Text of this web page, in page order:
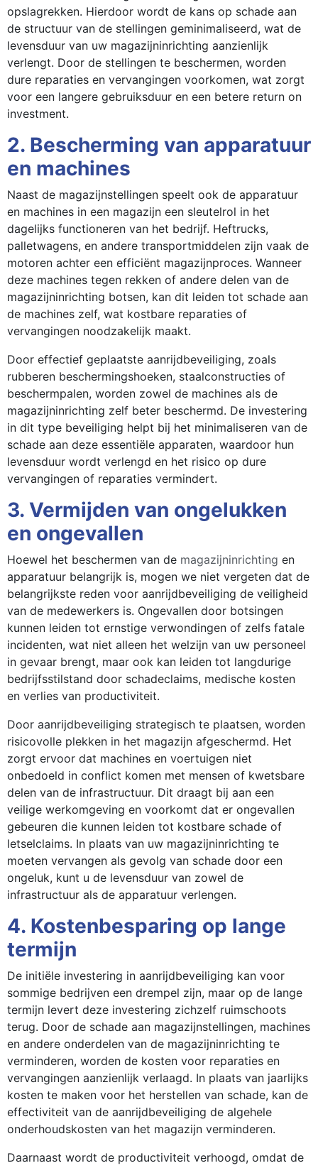
opslagrekken. Hierdoor wordt de kans op schade aan
de structuur van de stellingen geminimaliseerd, wat de
levensduur van uw magazijninrichting aanzienlijk
verlengt. Door de stellingen te beschermen, worden
dure reparaties en vervangingen voorkomen, wat zorgt
voor een langere gebruiksduur en een betere return on
investment.
2. Bescherming van apparatuur
en machines
Naast de magazijnstellingen speelt ook de apparatuur
en machines in een magazijn een sleutelrol in het
dagelijks functioneren van het bedrijf. Heftrucks,
palletwagens, en andere transportmiddelen zijn vaak de
motoren achter een efficiënt magazijnproces. Wanneer
deze machines tegen rekken of andere delen van de
magazijninrichting botsen, kan dit leiden tot schade aan
de machines zelf, wat kostbare reparaties of
vervangingen noodzakelijk maakt.
Door effectief geplaatste aanrijdbeveiliging, zoals
rubberen beschermingshoeken, staalconstructies of
beschermpalen, worden zowel de machines als de
magazijninrichting zelf beter beschermd. De investering
in dit type beveiliging helpt bij het minimaliseren van de
schade aan deze essentiële apparaten, waardoor hun
levensduur wordt verlengd en het risico op dure
vervangingen of reparaties vermindert.
3. Vermijden van ongelukken
en ongevallen
Hoewel het beschermen van de magazijninrichting en
apparatuur belangrijk is, mogen we niet vergeten dat de
belangrijkste reden voor aanrijdbeveiliging de veiligheid
van de medewerkers is. Ongevallen door botsingen
kunnen leiden tot ernstige verwondingen of zelfs fatale
incidenten, wat niet alleen het welzijn van uw personeel
in gevaar brengt, maar ook kan leiden tot langdurige
bedrijfsstilstand door schadeclaims, medische kosten
en verlies van productiviteit.
Door aanrijdbeveiliging strategisch te plaatsen, worden
risicovolle plekken in het magazijn afgeschermd. Het
zorgt ervoor dat machines en voertuigen niet
onbedoeld in conflict komen met mensen of kwetsbare
delen van de infrastructuur. Dit draagt bij aan een
veilige werkomgeving en voorkomt dat er ongevallen
gebeuren die kunnen leiden tot kostbare schade of
letselclaims. In plaats van uw magazijninrichting te
moeten vervangen als gevolg van schade door een
ongeluk, kunt u de levensduur van zowel de
infrastructuur als de apparatuur verlengen.
4. Kostenbesparing op lange
termijn
De initiële investering in aanrijdbeveiliging kan voor
sommige bedrijven een drempel zijn, maar op de lange
termijn levert deze investering zichzelf ruimschoots
terug. Door de schade aan magazijnstellingen, machines
en andere onderdelen van de magazijninrichting te
verminderen, worden de kosten voor reparaties en
vervangingen aanzienlijk verlaagd. In plaats van jaarlijks
kosten te maken voor het herstellen van schade, kan de
effectiviteit van de aanrijdbeveiliging de algehele
onderhoudskosten van het magazijn verminderen.
Daarnaast wordt de productiviteit verhoogd, omdat de